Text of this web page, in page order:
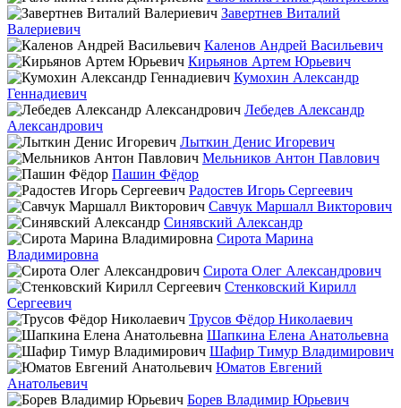
Завертнев Виталий
Валериевич
Каленов Андрей Васильевич
Кирьянов Артем Юрьевич
Кумохин Александр
Геннадиевич
Лебедев Александр
Александрович
Лыткин Денис Игоревич
Мельников Антон Павлович
Пашин Фёдор
Радостев Игорь Сергеевич
Савчук Маршалл Викторович
Синявский Александр
Сирота Марина
Владимировна
Сирота Олег Александрович
Стенковский Кирилл
Сергеевич
Трусов Фёдор Николаевич
Шапкина Елена Анатольевна
Шафир Тимур Владимирович
Юматов Евгений
Анатольевич
Борев Владимир Юрьевич